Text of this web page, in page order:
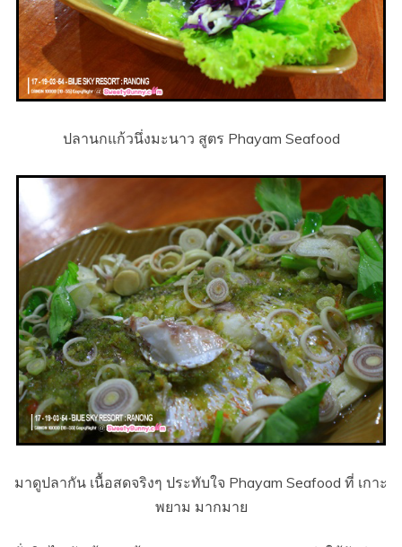
ปลานกแก้วนึ่งมะนาว สูตร Phayam Seafood
มาดูปลากัน เนื้อสดจริงๆ ประทับใจ Phayam Seafood ที่ เกาะ
พยาม มากมาย